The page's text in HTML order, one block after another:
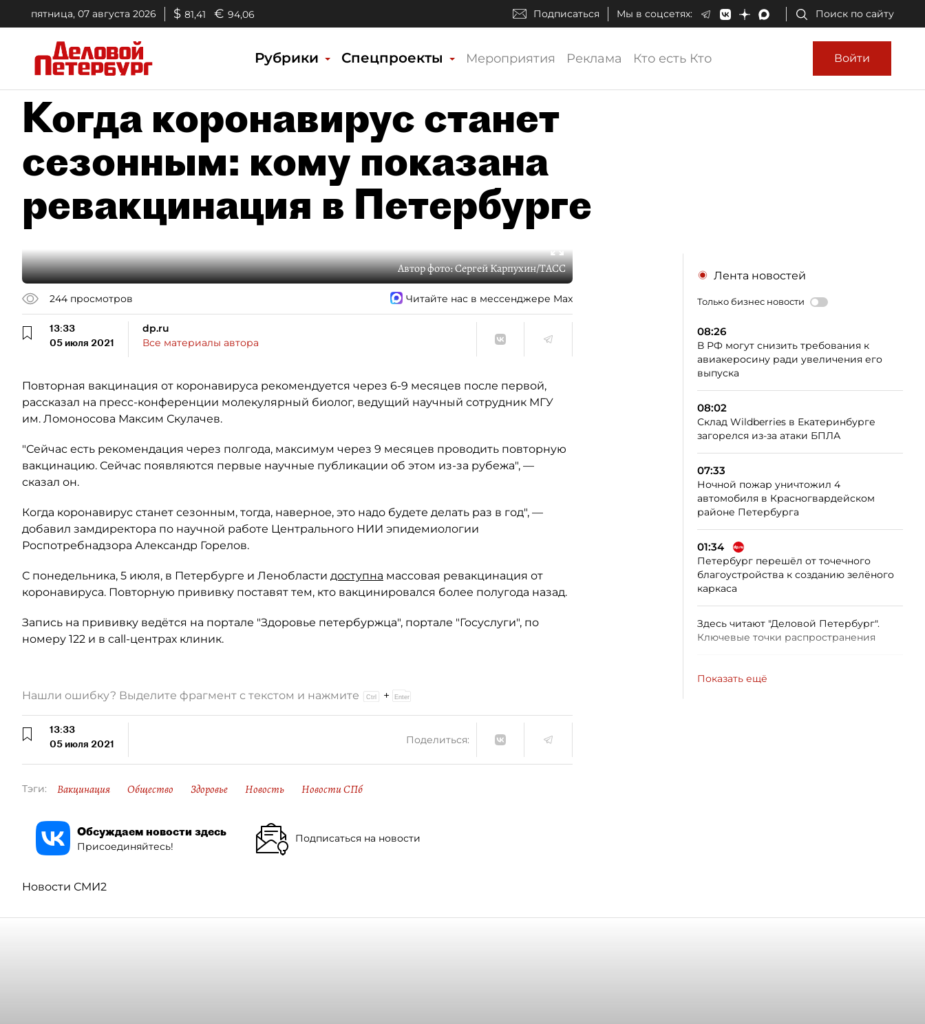
пятница, 07 августа 2026 $ 81,41 € 94,06 Подписаться Мы в соцсетях: Поиск по сайту
Рубрики Спецпроекты Мероприятия Реклама Кто есть Кто Войти
Когда коронавирус станет
сезонным: кому показана
ревакцинация в Петербурге
Автор фото:Сергей Карпухин/ТАСС
244 просмотров Читайте нас в мессенджере Max
13:33
05 июля 2021
dp.ru
Все материалы автора
Повторная вакцинация от коронавируса рекомендуется через 6-9 месяцев после первой,
рассказал на пресс-конференции молекулярный биолог, ведущий научный сотрудник МГУ
им. Ломоносова Максим Скулачев.
"Сейчас есть рекомендация через полгода, максимум через 9 месяцев проводить повторную
вакцинацию. Сейчас появляются первые научные публикации об этом из-за рубежа", —
сказал он.
Когда коронавирус станет сезонным, тогда, наверное, это надо будете делать раз в год", —
добавил замдиректора по научной работе Центрального НИИ эпидемиологии
Роспотребнадзора Александр Горелов.
С понедельника, 5 июля, в Петербурге и Ленобласти доступна массовая ревакцинация от
коронавируса. Повторную прививку поставят тем, кто вакцинировался более полугода назад.
Запись на прививку ведётся на портале "Здоровье петербуржца", портале "Госуслуги", по
номеру 122 и в call-центрах клиник.
Лента новостей
Только бизнес новости
08:26
В РФ могут снизить требования к
авиакеросину ради увеличения его
выпуска
08:02
Склад Wildberries в Екатеринбурге
загорелся из-за атаки БПЛА
07:33
Ночной пожар уничтожил 4
автомобиля в Красногвардейском
районе Петербурга
01:34
Петербург перешёл от точечного
благоустройства к созданию зелёного
каркаса
Здесь читают "Деловой Петербург".
Ключевые точки распространения
Показать ещё
Нашли ошибку? Выделите фрагмент с текстом и нажмите +
13:33
05 июля 2021
Поделиться:
Тэги: Вакцинация Общество Здоровье Новость Новости СПб
Обсуждаем новости здесь
Присоединяйтесь!
Подписаться на новости
Новости СМИ2